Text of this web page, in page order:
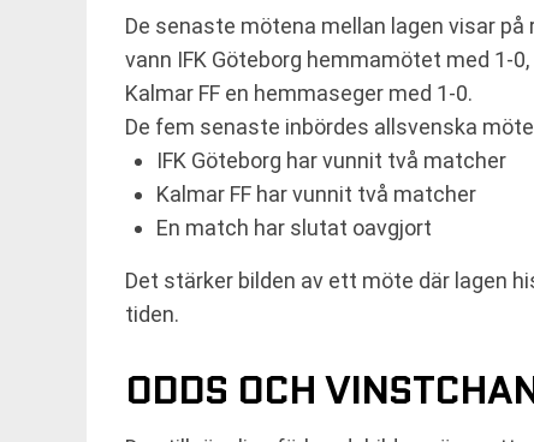
De senaste mötena mellan lagen visar
vann IFK Göteborg hemmamötet med 1-
Kalmar FF en hemmaseger med 1-0.
De fem senaste inbördes allsvenska
IFK Göteborg har vunnit två matcher
Kalmar FF har vunnit två matcher
En match har slutat oavgjort
Det stärker bilden av ett möte där lagen
tiden.
ODDS OCH